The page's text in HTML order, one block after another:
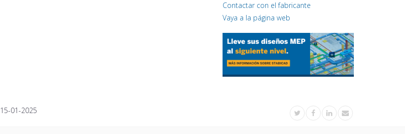
Contactar con el fabricante
Vaya a la página web
15-01-2025